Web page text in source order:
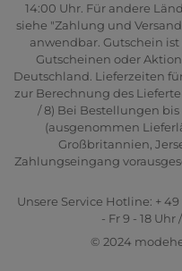
14:00 Uhr. Für andere
siehe "Zahlung und
anwendbar. Gutschein
Gutscheinen oder
Deutschland. Lieferzeiten
zur Berechnung des
/ 8) Bei Bestellungen
(ausgenommen
Großbritannien,
Zahlungseingang
Unsere Service Hotline: +
- Fr 9 - 18
© 2024